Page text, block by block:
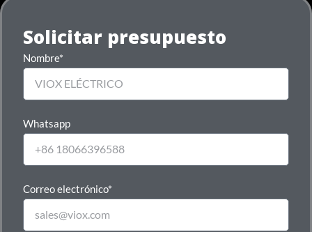
Solicitar presupuesto
Nombre*
Whatsapp
Correo electrónico*